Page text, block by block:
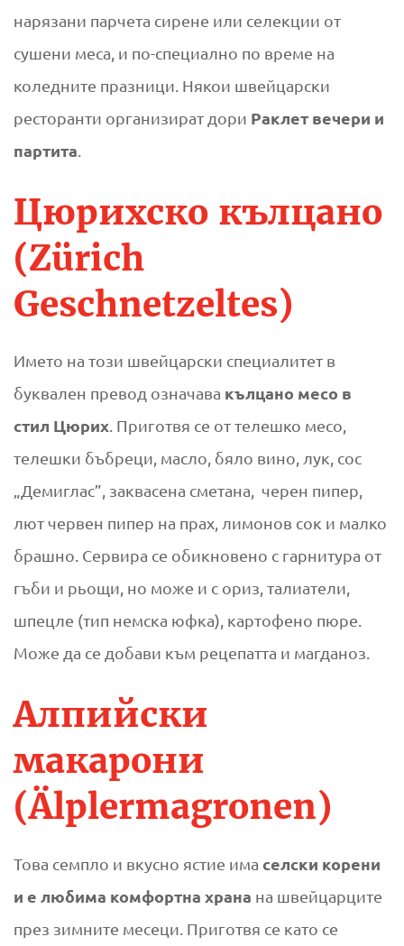
нарязани парчета сирене или селекции от
сушени меса, и по-специално по време на
коледните празници. Някои швейцарски
ресторанти организират дори Раклет вечери и
партита
Цюрихско кълцано
(Zürich
Geschnetzeltes)
Името на този швейцарски специалитет в
буквален превод означава кълцано месо в
стил Цюрих. Приготвя се от телешко месо,
телешки бъбреци, масло, бяло вино, лук, сос
„Демиглас”, заквасена сметана, черен пипер,
лют червен пипер на прах, лимонов сок и малко
брашно. Сервира се обикновено с гарнитура от
гъби и рьощи, но може и с ориз, талиатели,
шпецле (тип немска юфка), картофено пюре.
Може да се добави към рецепатта и магданоз.
Алпийски
макарони
(Älplermagronen)
Това семпло и вкусно ястие има селски корени
и е любима комфортна храна на швейцарците
през зимните месеци. Приготвя се като се